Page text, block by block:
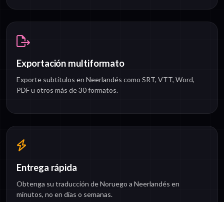
Exportación multiformato
Exporte subtítulos en Neerlandés como SRT, VTT, Word,
PDF u otros más de 30 formatos.
Entrega rápida
Obtenga su traducción de Noruego a Neerlandés en
minutos, no en días o semanas.